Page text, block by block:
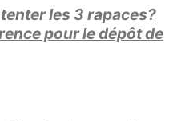
les 3 rapaces?
pour le dépôt de